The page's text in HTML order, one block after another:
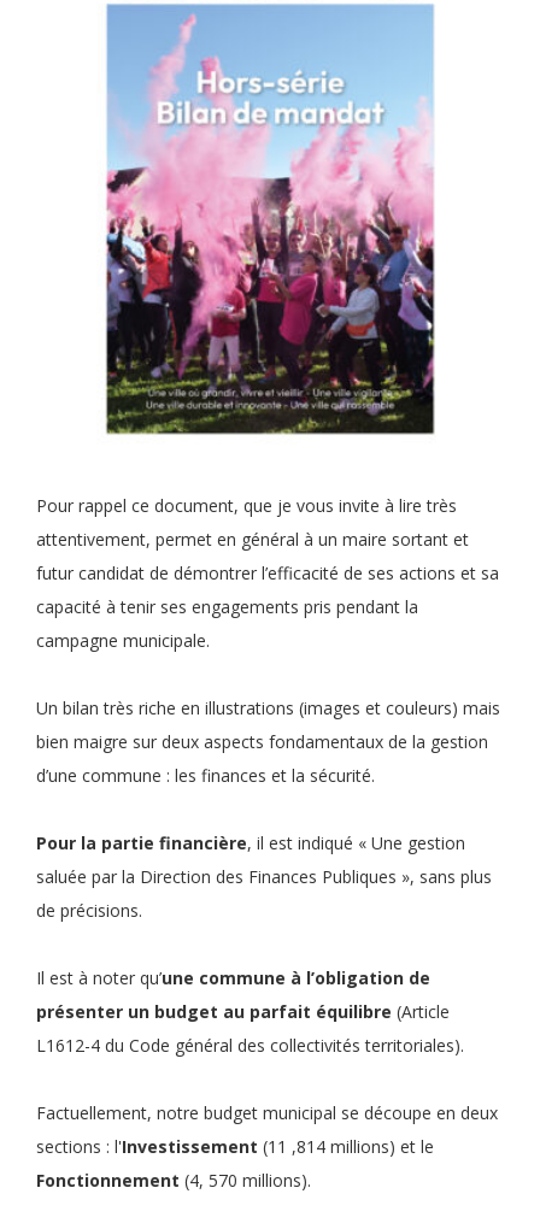
Pour rappel ce document, que je vous invite à lire très
attentivement, permet en général à un maire sortant et
futur candidat de démontrer l’efficacité de ses actions et sa
capacité à tenir ses engagements pris pendant la
campagne municipale.
Un bilan très riche en illustrations (images et couleurs) mais
bien maigre sur deux aspects fondamentaux de la gestion
d’une commune : les finances et la sécurité.
Pour la partie financière, il est indiqué « Une gestion
saluée par la Direction des Finances Publiques », sans plus
de précisions.
Il est à noter qu’une commune à l’obligation de
présenter un budget au parfait équilibre (Article
L1612-4 du Code général des collectivités territoriales).
Factuellement, notre budget municipal se découpe en deux
sections : l'Investissement (11 ,814 millions) et le
Fonctionnement (4, 570 millions).